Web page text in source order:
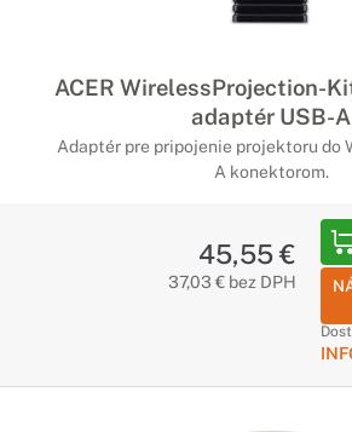
ACER WirelessProjection-
adaptér USB-A
Adaptér pre pripojenie projektoru do
A konektorom.
45,55 €
37,03 € bez DPH